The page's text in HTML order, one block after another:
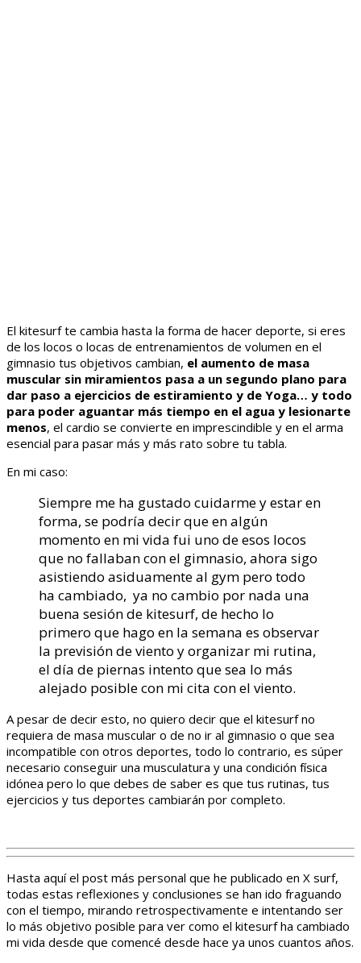
El kitesurf te cambia hasta la forma de hacer deporte, si eres
de los locos o locas de entrenamientos de volumen en el
gimnasio tus objetivos cambian, el aumento de masa
muscular sin miramientos pasa a un segundo plano para
dar paso a ejercicios de estiramiento y de Yoga… y todo
para poder aguantar más tiempo en el agua y lesionarte
menos, el cardio se convierte en imprescindible y en el arma
esencial para pasar más y más rato sobre tu tabla.
En mi caso:
Siempre me ha gustado cuidarme y estar en
forma, se podría decir que en algún
momento en mi vida fui uno de esos locos
que no fallaban con el gimnasio, ahora sigo
asistiendo asiduamente al gym pero todo
ha cambiado, ya no cambio por nada una
buena sesión de kitesurf, de hecho lo
primero que hago en la semana es observar
la previsión de viento y organizar mi rutina,
el día de piernas intento que sea lo más
alejado posible con mi cita con el viento.
A pesar de decir esto, no quiero decir que el kitesurf no
requiera de masa muscular o de no ir al gimnasio o que sea
incompatible con otros deportes, todo lo contrario, es súper
necesario conseguir una musculatura y una condición física
idónea pero lo que debes de saber es que tus rutinas, tus
ejercicios y tus deportes cambiarán por completo.
Hasta aquí el post más personal que he publicado en X surf,
todas estas reflexiones y conclusiones se han ido fraguando
con el tiempo, mirando retrospectivamente e intentando ser
lo más objetivo posible para ver como el kitesurf ha cambiado
mi vida desde que comencé desde hace ya unos cuantos años.